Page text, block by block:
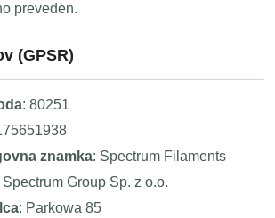
preveden.
(GPSR)
: 80251
znamka: Spectrum Filaments
Spectrum Group Sp. z o.o.
: Parkowa 85